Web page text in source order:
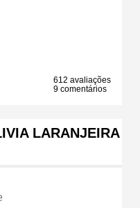
612 avaliações
9 comentários
LARANJEIRA